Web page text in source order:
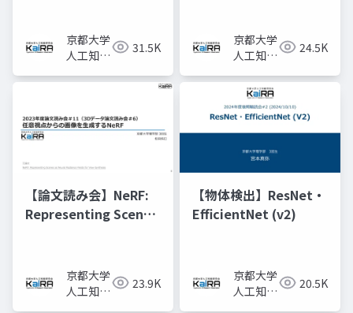
weather forecasting
京都大学
人工知能
KaiRA
31.5K
京都大学
人工知能
KaiRA
24.5K
【論文読み会】NeRF:
Representing Scenes
Synthesis京都大学
人工知能
23.9K
【物体検出】ResNet・
EfficientNet (v2)
京都大学
人工知能
20.5K